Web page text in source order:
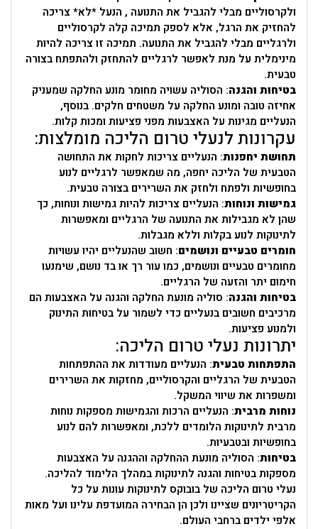
ולקרסוליים מבלי להגביל את התנועה , הנעל *לא* צריכה
להחזיק את הרגל, אלא לספק תמיכה קלה לקרסוליים
ולרגליים מבלי להגביל את התנועה. תמיכה זו צריכה להיות
מינימלית על מנת לאפשר לרגליים להתחזק ולהתפתח בצורה
טבעית.
בטיחות והגנה: הסוליה עשויה מחומר מונע החלקה שמעניק
אחיזה טובה ומונע החלקה על משטחים חלקים. בנוסף,
הנעליים מגינות על האצבעות מפני פציעות ומכות קלות.
עקרונות לנעלי טרום הליכה מומלצות:
תחושת יחפנות: הנעליים צריכות לחקות את התחושה
הטבעית של הליכה יחפה, מה שמאפשר לרגליים לנוע
בחופשיות ולפתח ולחזק את השרירים בצורה טבעית.
גמישות ונוחות: הנעליים צריכות להיות גמישות ונוחות, כך
שהן לא מגבילות את התנועה של הרגליים ומאפשרות
לתינוקות לנוע בקלות וללא מגבלות.
חומרים טבעיים ונושמים: חשוב שהנעליים יהיו עשויות
מחומרים טבעיים ונושמים, כמו עור רך או בד נושם, שימנעו
חימום יתר והזעה של הרגליים.
בטיחות והגנה: סוליה מונעת החלקה והגנה על האצבעות הם
מרכיבים חשובים בנעליים כדי לשמור על בטיחות התינוק
ולמנוע פציעות.
יתרונות נעלי טרום הליכה:
התפתחות טבעית: הנעליים מעודדות את ההתפתחות
הטבעית של הרגליים והקרסוליים, מחזקות את השרירים
ומשפרות את שיווי המשקל.
נוחות מרבית: הנעליים הרכות והגמישות מספקות נוחות
מרבית לתינוקות הלומדים ללכת, ומאפשרות להם לנוע
בחופשיות ובטבעיות.
בטיחות: הסוליה מונעת ההחלקה וההגנה על האצבעות
מספקות בטיחות והגנה לתינוקות במהלך הלימוד להליכה.
נעלי טרום הליכה של בובוקס לתינוקות עונות על כל
הקריטריונים שציינו ולכן הן הבחירה המועדפת עלינו ועל מאות
אלפי ילדים ברחבי העולם.